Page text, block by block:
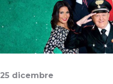
25 dicembre